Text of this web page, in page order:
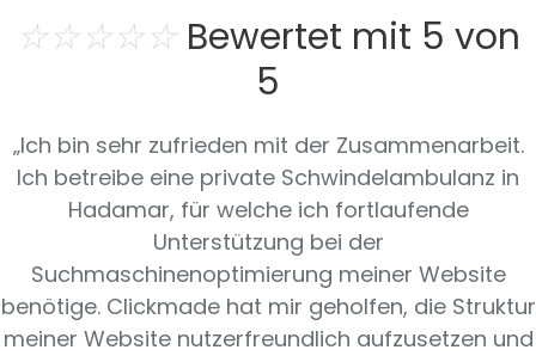
☆☆☆☆☆ Bewertet mit 5 von
5
„Ich bin sehr zufrieden mit der Zusammenarbeit.
Ich betreibe eine private Schwindelambulanz in
Hadamar, für welche ich fortlaufende
Unterstützung bei der
Suchmaschinenoptimierung meiner Website
benötige. Clickmade hat mir geholfen, die Struktur
meiner Website nutzerfreundlich aufzusetzen und